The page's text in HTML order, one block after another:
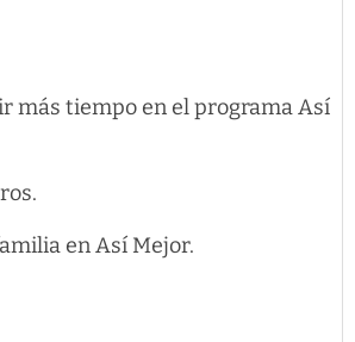
más tiempo en el programa Así
en Así Mejor.